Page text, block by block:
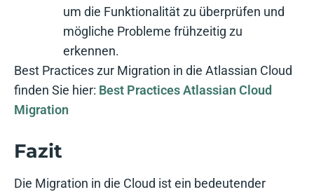
um die Funktionalität zu überprüfen und
mögliche Probleme frühzeitig zu
erkennen.
Best Practices zur Migration in die Atlassian Cloud
finden Sie hier: Best Practices Atlassian Cloud
Migration
Fazit
Die Migration in die Cloud ist ein bedeutender